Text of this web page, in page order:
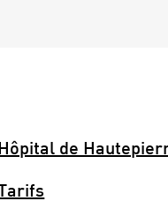
Hôpital de
Tarifs